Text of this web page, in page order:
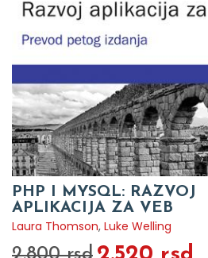
PHP I MYSQL: RAZVOJ
APLIKACIJA ZA VEB
Laura Thomson, Luke Welling